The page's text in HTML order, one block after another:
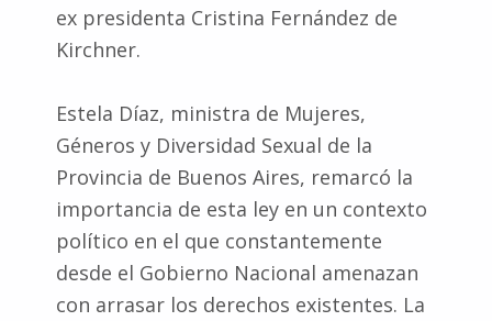
ex presidenta Cristina Fernández de
Kirchner.
Estela Díaz, ministra de Mujeres,
Géneros y Diversidad Sexual de la
Provincia de Buenos Aires, remarcó la
importancia de esta ley en un contexto
político en el que constantemente
desde el Gobierno Nacional amenazan
con arrasar los derechos existentes. La